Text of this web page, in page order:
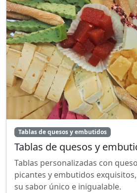
Tablas de quesos y embutidos
Tablas de quesos y
Tablas personalizadas con
picantes y embutidos
su sabor único e inigualable.